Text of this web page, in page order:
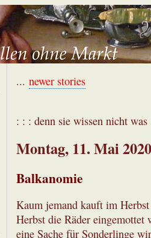
... newer stories
: : : denn sie wissen nicht
Montag, 11. Mai 2020
Balkanomie
Kaum jemand kauft im
Herbst die Räder eingemottet
eine Sache für Sonderlinge